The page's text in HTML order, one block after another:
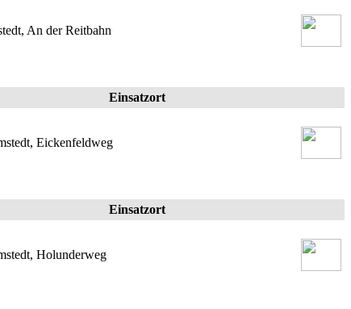
An der Reitbahn
Einsatzort
Eickenfeldweg
Einsatzort
Holunderweg